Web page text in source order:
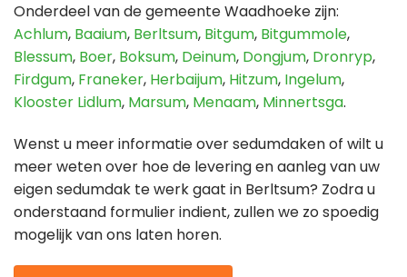
Onderdeel van de gemeente Waadhoeke zijn:
Achlum, Baaium, Berltsum, Bitgum, Bitgummole,
Blessum, Boer, Boksum, Deinum, Dongjum, Dronryp,
Firdgum, Franeker, Herbaijum, Hitzum, Ingelum,
Klooster Lidlum, Marsum, Menaam, Minnertsga.
Wenst u meer informatie over sedumdaken of wilt u
meer weten over hoe de levering en aanleg van uw
eigen sedumdak te werk gaat in Berltsum? Zodra u
onderstaand formulier indient, zullen we zo spoedig
mogelijk van ons laten horen.